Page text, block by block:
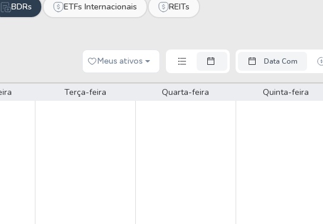
Bradesco JBS
ETFs
BOVA11
IVVB11
Apple
Ethereum
BDRs ETFs Internacionais REITs
Meus ativos Data Com
Terça-feira Quarta-feira Quinta-feira